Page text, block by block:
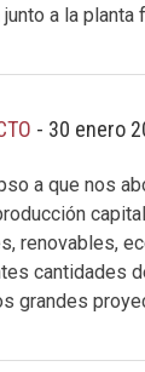
a la planta
- 30 enero
a que nos
renovables,
cantidades
grandes